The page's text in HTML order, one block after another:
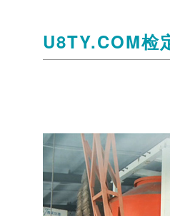
U8TY.COM检